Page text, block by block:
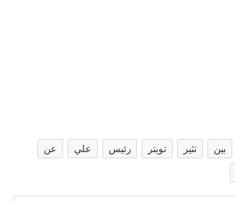
بين تثير تويتر رئيس علي
عن